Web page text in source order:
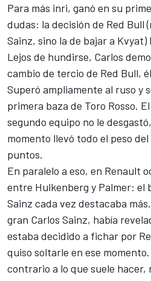
Para más inri, ganó en su
dudas: la decisión de Red Bull
Sainz, sino la de bajar a
Lejos de hundirse, Carlos
cambio de tercio de Red Bull,
Superó ampliamente al ruso y
primera baza de Toro Rosso. El
segundo equipo no le
momento llevó todo el peso
puntos.
En paralelo a eso, en Renault
entre Hulkenberg y Palmer: el
Sainz cada vez destacaba
gran Carlos Sainz, había
estaba decidido a fichar por
quiso soltarle en ese
contrario a lo que suele hacer,